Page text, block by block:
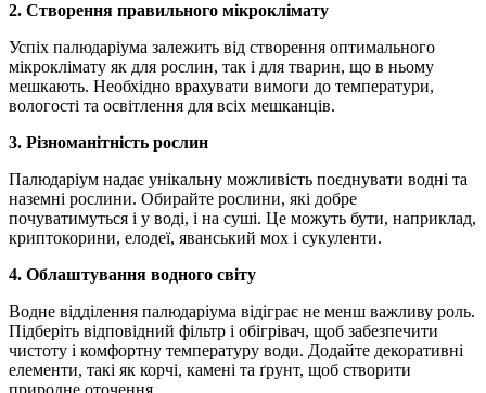
2. Створення правильного мікроклімату
Успіх палюдаріума залежить від створення оптимального
мікроклімату як для рослин, так і для тварин, що в ньому
мешкають. Необхідно врахувати вимоги до температури,
вологості та освітлення для всіх мешканців.
3. Різноманітність рослин
Палюдаріум надає унікальну можливість поєднувати водні та
наземні рослини. Обирайте рослини, які добре
почуватимуться і у воді, і на суші. Це можуть бути, наприклад,
криптокорини, елодеї, яванський мох і сукуленти.
4. Облаштування водного світу
Водне відділення палюдаріума відіграє не менш важливу роль.
Підберіть відповідний фільтр і обігрівач, щоб забезпечити
чистоту і комфортну температуру води. Додайте декоративні
елементи, такі як корчі, камені та ґрунт, щоб створити